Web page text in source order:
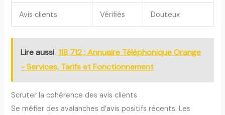
Avis clients Vérifiés Douteux
Lire aussi 118 712 : Annuaire Téléphonique Orange
- Services, Tarifs et Fonctionnement
Scruter la cohérence des avis clients
Se méfier des avalanches d’avis positifs récents. Les